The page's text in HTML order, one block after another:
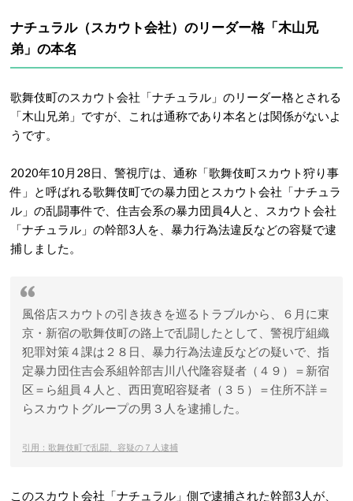
ナチュラル（スカウト会社）のリーダー格「木山兄
弟」の本名
歌舞伎町のスカウト会社「ナチュラル」のリーダー格とされる
「木山兄弟」ですが、これは通称であり本名とは関係がないよ
うです。
2020年10月28日、警視庁は、通称「歌舞伎町スカウト狩り事
件」と呼ばれる歌舞伎町での暴力団とスカウト会社「ナチュラ
ル」の乱闘事件で、住吉会系の暴力団員4人と、スカウト会社
「ナチュラル」の幹部3人を、暴力行為法違反などの容疑で逮
捕しました。
風俗店スカウトの引き抜きを巡るトラブルから、６月に東
京・新宿の歌舞伎町の路上で乱闘したとして、警視庁組織
犯罪対策４課は２８日、暴力行為法違反などの疑いで、指
定暴力団住吉会系組幹部吉川八代隆容疑者（４９）＝新宿
区＝ら組員４人と、西田寛昭容疑者（３５）＝住所不詳＝
らスカウトグループの男３人を逮捕した。
引用：歌舞伎町で乱闘、容疑の７人逮捕
このスカウト会社「ナチュラル」側で逮捕された幹部3人が、